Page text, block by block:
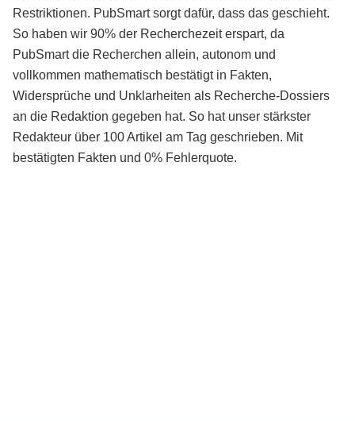
Restriktionen. PubSmart sorgt dafür, dass das geschieht.
So haben wir 90% der Recherchezeit erspart, da
PubSmart die Recherchen allein, autonom und
vollkommen mathematisch bestätigt in Fakten,
Widersprüche und Unklarheiten als Recherche-Dossiers
an die Redaktion gegeben hat. So hat unser stärkster
Redakteur über 100 Artikel am Tag geschrieben. Mit
bestätigten Fakten und 0% Fehlerquote.